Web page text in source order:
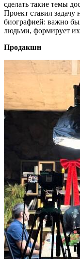
сделать такие темы
Проект ставил задачу
биографией: важно
людьми, формирует
Продакшн